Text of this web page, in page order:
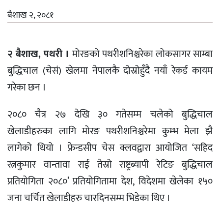
बैशाख २, २०८१
२ बैशाख, पथरी । मोरङको पथरीशनिश्चरेका लोकसागर साम्बा
बुद्धिचाल (चेसं) खेलमा नेपालकै दोस्रोहुँदै नयाँ रेकर्ड कायम
गरेका छन ।
२०८० चैत्र २७ देखि ३० गतेसम्म चलेको बुद्धिचाल
खेलाडीहरुका लागि मोरङ पथरीशनिश्चरेमा कुम्भ मेला झै
लागेको थियो । फ्रेन्डसीप चेस क्लवद्वारा आयोजित ‘सहिद
रत्नकुमार वान्तावा राई तेस्रो राष्ट्रब्यापी रेटिङ बुद्धिचाल
प्रतियोगिता २०८०’ प्रतियोगितामा देश, विदेशमा खेलेका १५०
जना चर्चित खेलाडीहरु चारदिनसम्म भिडेका थिए ।